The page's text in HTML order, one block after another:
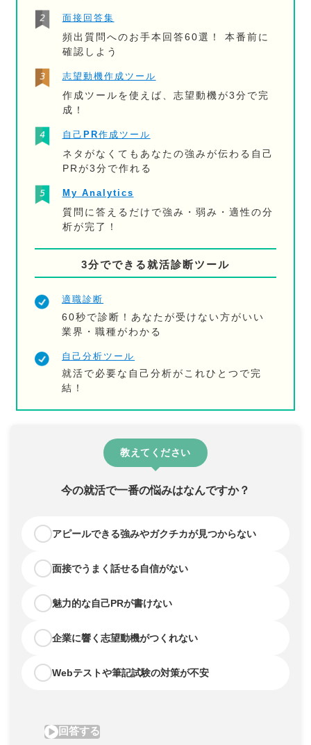
面接回答集
頻出質問へのお手本回答60選！ 本番前に
確認しよう
志望動機作成ツール
作成ツールを使えば、志望動機が3分で完
成！
自己PR作成ツール
ネタがなくてもあなたの強みが伝わる自己
PRが3分で作れる
My Analytics
質問に答えるだけで強み・弱み・適性の分
析が完了！
3分でできる就活診断ツール
適職診断
60秒で診断！あなたが受けない方がいい
業界・職種がわかる
自己分析ツール
就活で必要な自己分析がこれひとつで完
結！